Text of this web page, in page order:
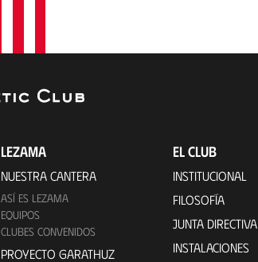
LEZAMA
NUESTRA CANTERA
ASÍ ES LEZAMA
EQUIPOS
CLUBES CONVENIDOS
PROYECTO GARATHUZ
EL CLUB
INSTITUCIONAL
FILOSOFÍA
JUNTA DIRECTIVA
INSTALACIONES